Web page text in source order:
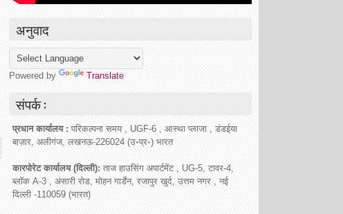
अनुवाद
Powered by Translate
संपर्क :
प्रधान कार्यालय :परिकल्पना समय , UGF-6 , आस्था प्लाजा , डंडईया
बाज़ार, अलीगंज, लखनऊ-226024 (उ॰प्र॰) भारत
कारपोरेट कार्यालय (दिल्ली):ताज हाउसिंग अपार्टमेंट , UG-5, टावर-4,
ब्लॉक A-3 , अंसारी रोड, मोहन गार्डेन, रजापुर खुर्द, उत्तम नगर , नई
दिल्ली -110059 (भारत)